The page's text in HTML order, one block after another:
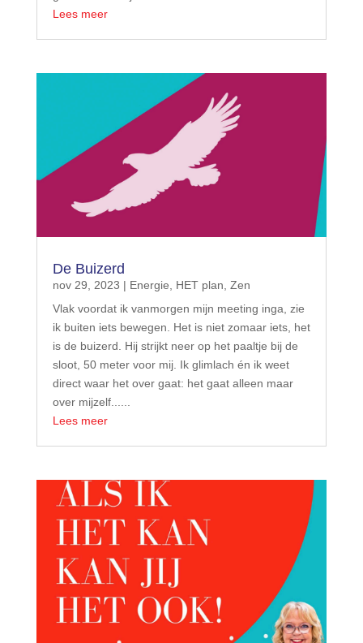
Lees meer
De Buizerd
nov 29, 2023 | Energie HET plan Zen
Vlak voordat ik vanmorgen mijn meeting inga, zie
ik buiten iets bewegen. Het is niet zomaar iets, het
is de buizerd. Hij strijkt neer op het paaltje bij de
sloot, 50 meter voor mij. Ik glimlach én ik weet
direct waar het over gaat: het gaat alleen maar
over mijzelf......
Lees meer